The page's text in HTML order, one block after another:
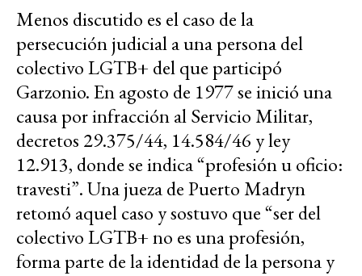
Menos discutido es el caso de la
persecución judicial a una persona del
colectivo LGTB+ del que participó
Garzonio. En agosto de 1977 se inició una
causa por infracción al Servicio Militar,
decretos 29.375/44, 14.584/46 y ley
12.913, donde se indica “profesión u oficio:
travesti”. Una jueza de Puerto Madryn
retomó aquel caso y sostuvo que “ser del
colectivo LGTB+ no es una profesión,
forma parte de la identidad de la persona y